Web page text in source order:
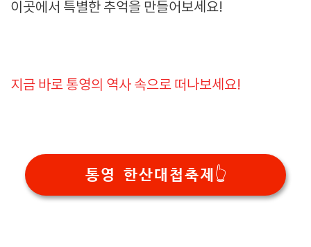
이곳에서 특별한 추억을 만들어보세요!
지금 바로 통영의 역사 속으로 떠나보세요!
통영 한산대첩축제👆